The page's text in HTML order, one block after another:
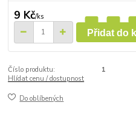
9 Kč/ks
Přidat do
Číslo produktu:
1
Hlídat cenu / dostupnost
Do oblíbených